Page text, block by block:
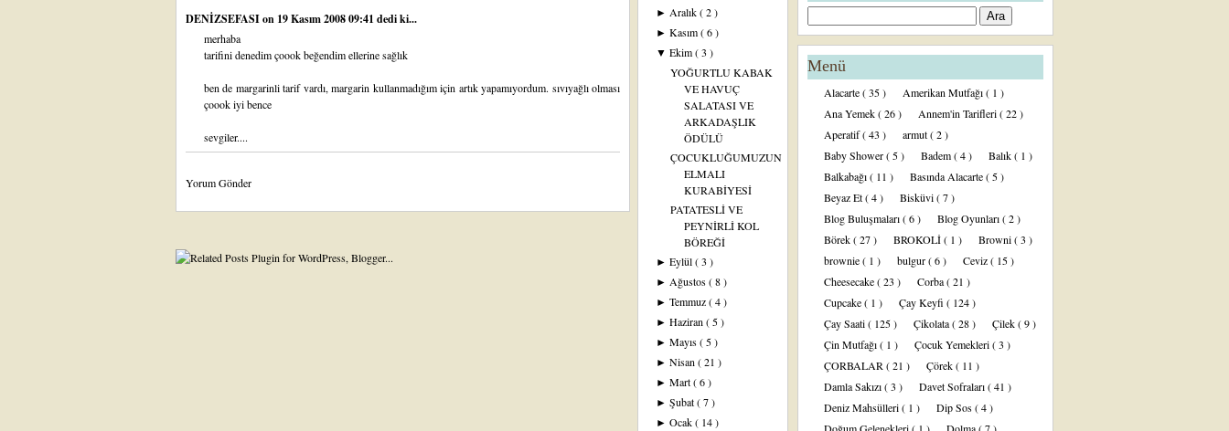
DENİZSEFASIon 19 Kasım 2008 09:41 dedi ki...
merhaba
tarifini denedim çoook beğendim ellerine sağlık
ben de margarinli tarif vardı, margarin kullanmadığım için artık yapamıyordum. sıvıyağlı olması
çoook iyi bence
sevgiler....
Yorum Gönder
►Aralık( 2 )
►Kasım( 6 )
▼Ekim( 3 )
YOĞURTLU KABAK
VE HAVUÇ
SALATASI VE
ARKADAŞLIK
ÖDÜLÜ
ÇOCUKLUĞUMUZUN
ELMALI
KURABİYESİ
PATATESLİ VE
PEYNİRLİ KOL
BÖREĞİ
►Eylül( 3 )
►Ağustos( 8 )
►Temmuz( 4 )
►Haziran( 5 )
►Mayıs( 5 )
►Nisan( 21 )
►Mart( 6 )
►Şubat( 7 )
►Ocak( 14 )
Menü
Alacarte( 35 ) Amerikan Mutfağı( 1 )
Ana Yemek( 26 ) Annem'in Tarifleri( 22 )
Aperatif( 43 ) armut( 2 )
Baby Shower( 5 ) Badem( 4 ) Balık( 1 )
Balkabağı( 11 ) Basında Alacarte( 5 )
Beyaz Et( 4 ) Bisküvi( 7 )
Blog Buluşmaları( 6 ) Blog Oyunları( 2 )
Börek( 27 ) BROKOLİ( 1 ) Browni( 3 )
brownie( 1 ) bulgur( 6 ) Ceviz( 15 )
Cheesecake( 23 ) Corba( 21 )
Cupcake( 1 ) Çay Keyfi ( 124 )
Çay Saati( 125 ) Çikolata( 28 ) Çilek( 9 )
Çin Mutfağı( 1 ) Çocuk Yemekleri( 3 )
ÇORBALAR ( 21 ) Çörek( 11 )
Damla Sakızı( 3 ) Davet Sofraları( 41 )
Deniz Mahsülleri( 1 ) Dip Sos( 4 )